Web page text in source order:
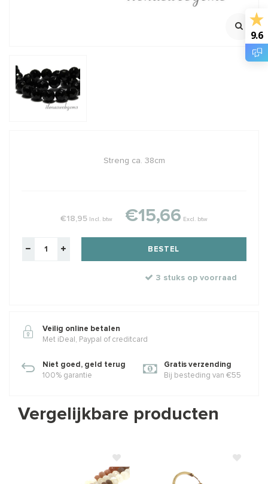
Streng ca. 38cm
€18,95 Incl. btw €15,66 Excl. btw
BESTEL
3 stuks op voorraad
Veilig online betalen
Met iDeal, Paypal of creditcard
Niet goed, geld terug
100% garantie
Gratis verzending
Bij besteding van €55
Vergelijkbare producten
9.6